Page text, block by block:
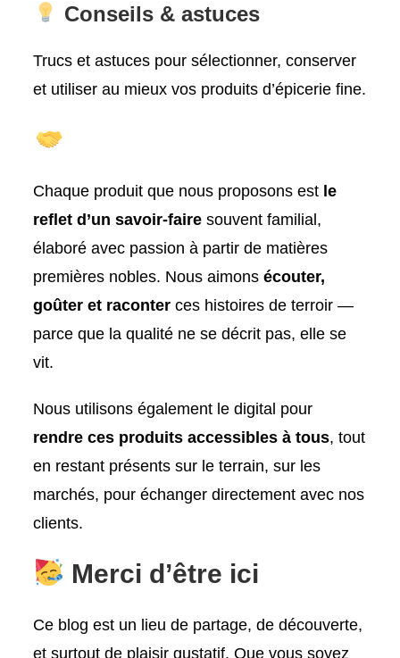
Conseils & astuces
Trucs et astuces pour sélectionner, conserver
et utiliser au mieux vos produits d’épicerie fine.
Chaque produit que nous proposons est le
reflet d’un savoir-faire souvent familial,
élaboré avec passion à partir de matières
premières nobles. Nous aimonsécouter,
goûter et raconter ces histoires de terroir —
parce que la qualité ne se décrit pas, elle se
vit.
Nous utilisons également le digital pour
rendre ces produits accessibles à tous, tout
en restant présents sur le terrain, sur les
marchés, pour échanger directement avec nos
clients.
Merci d’être ici
Ce blog est un lieu de partage, de découverte,
et surtout de plaisir gustatif. Que vous soyez